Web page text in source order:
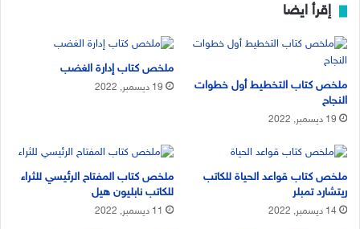
إقرأ ايضا
ملخص كتاب التخطيط أول خطوات
النجاح
19 ديسمبر, 2022
ملخص كتاب إدارة الغضب
19 ديسمبر, 2022
ملخص كتاب قواعد الحياة للكاتب
ريتشارد تمبلر
14 ديسمبر, 2022
ملخص كتاب المفتاح الرئيسي للثراء
للكاتب نابليون هيل
11 ديسمبر, 2022